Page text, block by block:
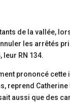
de la vallée,
les arrêtés
RN 134.
prononcé
reprend Catherine
aussi que des